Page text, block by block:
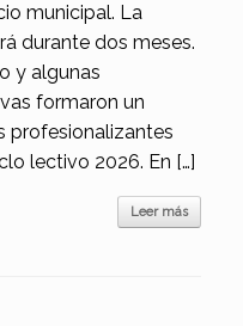
municipal. La
durante dos meses.
y algunas
formaron un
profesionalizantes
lectivo 2026. En […]
Leer más